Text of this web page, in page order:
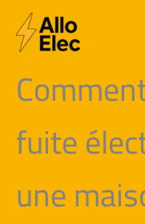
contenu
fuite
une